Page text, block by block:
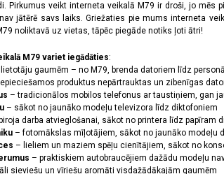
Pirkumus veikt interneta veikalā M79 ir droši, jo
jātērē savs laiks. Griežaties pie mums interneta
noliktavā uz vietas, tāpēc piegāde notiks ļoti ātri!
M79 variet iegādāties:
gaumēm – no M79, brenda datoriem līdz
produktus nepārtrauktas un zibenīgas
– tradicionālos mobilos telefonus ar taustiņiem, gan
– sākot no jaunāko modeļu televizora līdz diktofoniem
darba atvieglošanai, sākot no printera līdz papīram
– fotomākslas mīļotājiem, sākot no jaunāko modeļu
– lieliem un maziem spēļu cienītājiem, sākot no
– praktiskiem autobraucējiem dažādu modeļu
sieviešu un vīriešu aromāti visdažādākajām gaumēm